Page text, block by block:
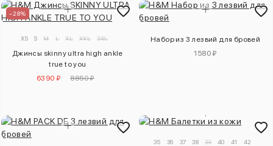
–28%
XS S M L XL XXL 3XL
Джинсы skinny ultra high ankle
true to you
6390 ₽
8850 ₽
Набор из 3 лезвий для бровей
1580 ₽
35 36 37 38 39 40 41 42